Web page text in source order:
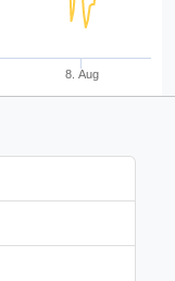
8. Aug